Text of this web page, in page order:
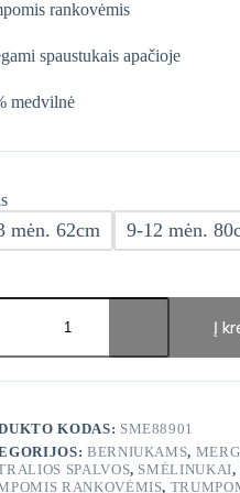
rankovėmis
spaustukais apačioje
medvilnė
mėn. 62cm 9-12 mėn.
Į
KODAS: SME88901
BERNIUKAMS,
SPALVOS, SMĖLINUKAI,
RANKOVĖMIS,